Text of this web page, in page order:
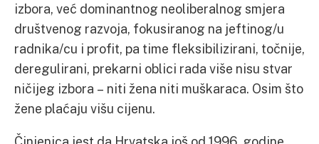
izbora, već dominantnog neoliberalnog smjera
društvenog razvoja, fokusiranog na jeftinog/u
radnika/cu i profit, pa time fleksibilizirani, točnije,
deregulirani, prekarni oblici rada više nisu stvar
ničijeg izbora – niti žena niti muškaraca. Osim što
žene plaćaju višu cijenu.